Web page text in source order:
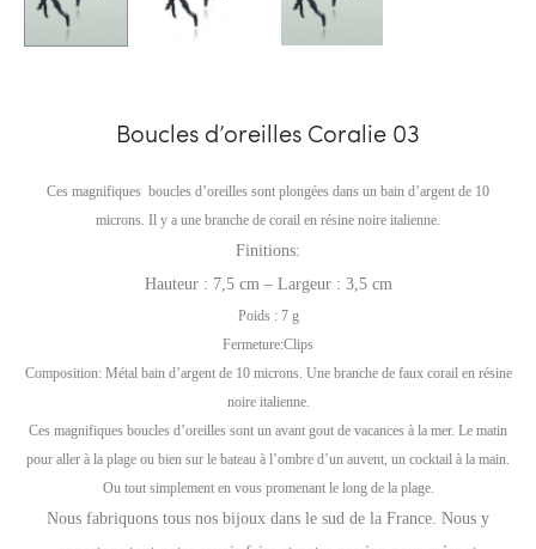
Boucles d’oreilles Coralie 03
Ces magnifiques boucles d’oreilles sont plongées dans un bain d’argent de 10
microns. Il y a une branche de corail en résine noire italienne.
Finitions:
Hauteur : 7,5 cm – Largeur : 3,5 cm
Poids : 7 g
Fermeture:Clips
Composition: Métal bain d’argent de 10 microns. Une branche de faux corail en résine
noire italienne.
Ces magnifiques boucles d’oreilles sont un avant gout de vacances à la mer. Le matin
pour aller à la plage ou bien sur le bateau à l’ombre d’un auvent, un cocktail à la main.
Ou tout simplement en vous promenant le long de la plage.
Nous fabriquons tous nos bijoux dans le sud de la France. Nous y